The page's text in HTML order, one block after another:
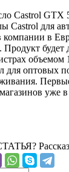
Castrol GTX
Castrol для
компании в
будет
объемом
для оптовых
уже в